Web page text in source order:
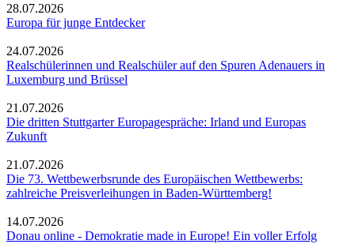
28.07.2026
Europa für junge Entdecker
24.07.2026
Realschülerinnen und Realschüler auf den Spuren Adenauers in
Luxemburg und Brüssel
21.07.2026
Die dritten Stuttgarter Europagespräche: Irland und Europas
Zukunft
21.07.2026
Die 73. Wettbewerbsrunde des Europäischen Wettbewerbs:
zahlreiche Preisverleihungen in Baden-Württemberg!
14.07.2026
Donau online - Demokratie made in Europe! Ein voller Erfolg